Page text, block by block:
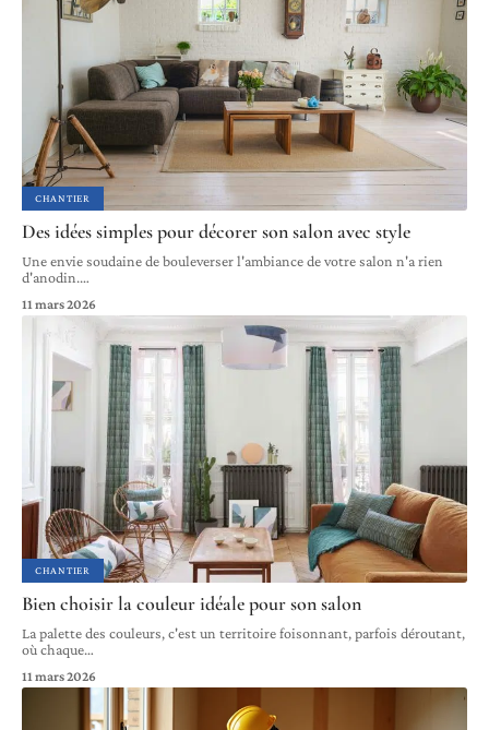
CHANTIER
Des idées simples pour décorer son salon avec style
Une envie soudaine de bouleverser l'ambiance de votre salon n'a rien
d'anodin.…
11 mars 2026
CHANTIER
Bien choisir la couleur idéale pour son salon
La palette des couleurs, c'est un territoire foisonnant, parfois déroutant,
où chaque…
11 mars 2026